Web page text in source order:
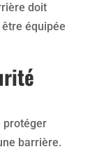
doit
équipée
barrière.